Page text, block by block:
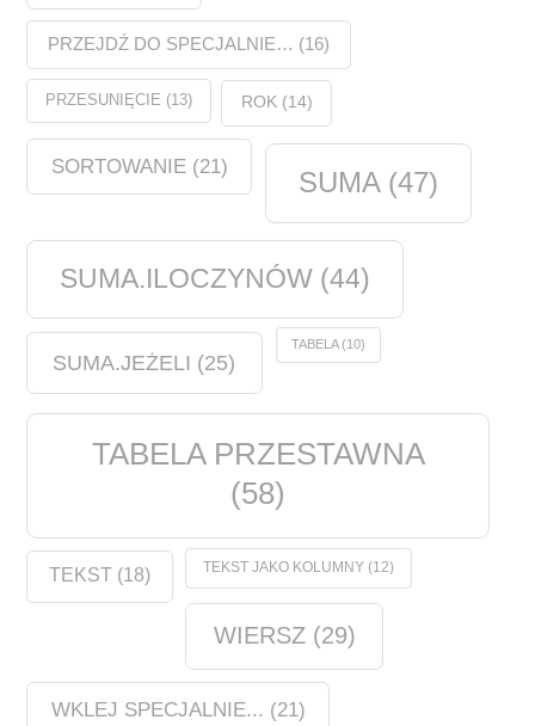
PRZEJDŹ DO SPECJALNIE… (16)
PRZESUNIĘCIE (13) ROK(14)
SORTOWANIE(21) SUMA(47)
SUMA.ILOCZYNÓW (44)
SUMA.JEŻELI (25)
TABELA(10)
TABELA PRZESTAWNA
(58)
TEKST (18) TEKST JAKO KOLUMNY(12)
WIERSZ(29)
WKLEJ SPECJALNIE... (21)